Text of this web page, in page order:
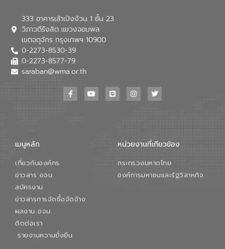
ใช้น้ำที่พุ่งสูงขึ้นจากการขยายตัวของ
การองค์การจัดการน้ำเสีย กล่าวถึงภารกิจ
เพื่อสนับสนุนการพัฒนาเมืองอย่างยั่งยืน
ขณะที่ นายบดินทร์ อุดล กรรมการผู้อำนวย
สมดุลทางเศรษฐกิจและสิ่งแวดล้อมได้อย่าง
ภาคเอกชนในครั้งนี้ นับเป็นก้าวสำคัญของ
องค์การจัดการน้ำเสีย (อจน.) ในการร่วมวาง
333 อาคารเล้าเป้งง้วน 1 ชั้น 23
วิภาวดีรังสิต แขวงจอมพล
เขตจตุจักร กรุงเทพฯ 10900
0-2273-8530-39
0-2273-8577-79
saraban@wma.or.th
เมนูหลัก
เกี่ยวกับองค์กร
ข่าวสาร อจน.
สมัครงาน
ข่าวสารการจัดซื้อจัดจ้าง
ผลงาน อจน.
ติดต่อเรา
รายงานความยั่งยืน
หน่วยงานที่เกียวข้อง
กระทรวงมหาดไทย
องค์การมหาชนและรัฐวิสาหกิจ